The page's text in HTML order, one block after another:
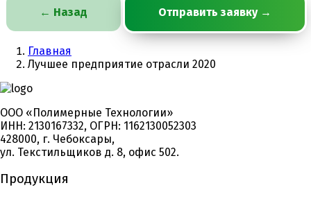
← Назад Отправить заявку→
Главная
Лучшее предприятие отрасли 2020
ООО «Полимерные Технологии»
ИНН: 2130167332, ОГРН: 1162130052303
428000, г. Чебоксары,
ул. Текстильщиков д. 8, офис 502.
Продукция